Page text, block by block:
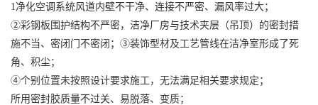
1净化空调系统风道内壁不干净、连接不严密、漏风率过大；
②彩钢板围护结构不严密，洁净厂房与技术夹层（吊顶）的密封措
施不当、密闭门不密闭；③装饰型材及工艺管线在洁净室形成了死
角、积尘；
④个别位置未按照设计要求施工，无法满足相关要求规定；
所用密封胶质量不过关、易脱落、变质；